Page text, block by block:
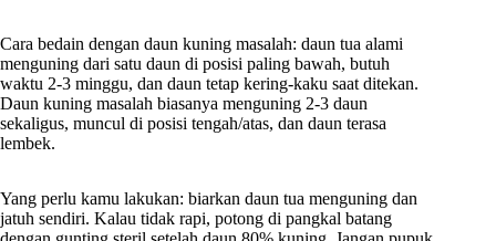
Cara bedain dengan daun kuning masalah: daun tua alami
menguning dari satu daun di posisi paling bawah, butuh
waktu 2-3 minggu, dan daun tetap kering-kaku saat ditekan.
Daun kuning masalah biasanya menguning 2-3 daun
sekaligus, muncul di posisi tengah/atas, dan daun terasa
lembek.
Yang perlu kamu lakukan: biarkan daun tua menguning dan
jatuh sendiri. Kalau tidak rapi, potong di pangkal batang